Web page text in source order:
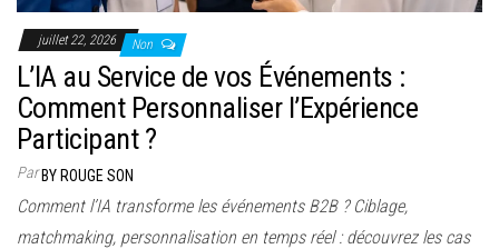
juillet 22, 2026 Non
L’IA au Service de vos Événements :
Comment Personnaliser l’Expérience
Participant ?
ParBY ROUGE SON
Comment l’IA transforme les événements B2B ? Ciblage,
matchmaking, personnalisation en temps réel : découvrez les cas